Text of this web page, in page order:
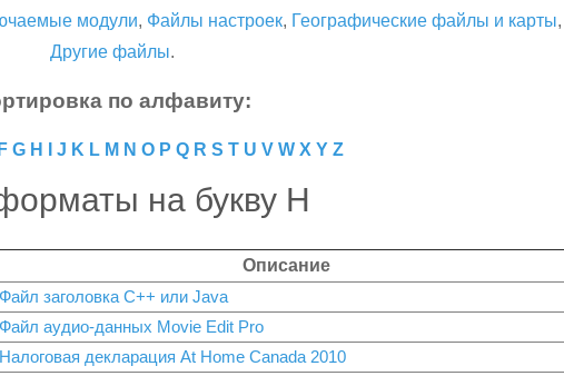
модули, Файлы настроек, Географические файлы и карты,
Другие файлы.
по алфавиту:
F G H J K L M N O P Q R S T U V W X Y Z
на букву H
Описание
Файл заголовка C++ или Java
Файл аудио-данных Movie Edit Pro
Налоговая декларация At Home Canada 2010